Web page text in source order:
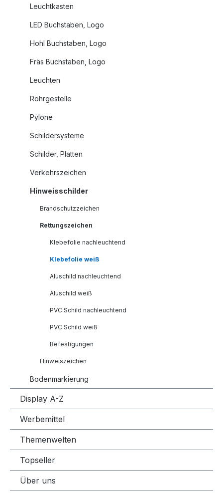
Leuchtkasten
LED Buchstaben, Logo
Hohl Buchstaben, Logo
Fräs Buchstaben, Logo
Leuchten
Rohrgestelle
Pylone
Schildersysteme
Schilder, Platten
Verkehrszeichen
Hinweisschilder
Brandschutzzeichen
Rettungszeichen
Klebefolie nachleuchtend
Klebefolie weiß
Aluschild nachleuchtend
Aluschild weiß
PVC Schild nachleuchtend
PVC Schild weiß
Befestigungen
Hinweiszeichen
Bodenmarkierung
Display A-Z
Werbemittel
Themenwelten
Topseller
Über uns